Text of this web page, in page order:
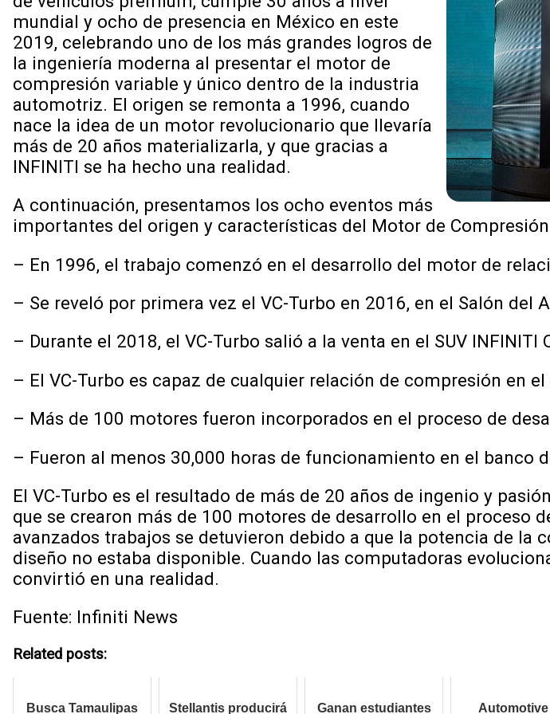
mundial y ocho de presencia en México en este
2019, celebrando uno de los más grandes logros de
la ingeniería moderna al presentar el motor de
compresión variable y único dentro de la industria
automotriz. El origen se remonta a 1996, cuando
nace la idea de un motor revolucionario que llevaría
más de 20 años materializarla, y que gracias a
INFINITI se ha hecho una realidad.
A continuación, presentamos los ocho eventos más
importantes del origen y características del Motor de Compresión
– En 1996, el trabajo comenzó en el desarrollo del motor de
– Se reveló por primera vez el VC-Turbo en 2016, en el Salón del
– Durante el 2018, el VC-Turbo salió a la venta en el SUV INFINITI
– El VC-Turbo es capaz de cualquier relación de compresión en el
– Más de 100 motores fueron incorporados en el proceso de
– Fueron al menos 30,000 horas de funcionamiento en el banco
El VC-Turbo es el resultado de más de 20 años de ingenio y
que se crearon más de 100 motores de desarrollo en el proceso
avanzados trabajos se detuvieron debido a que la potencia de la
diseño no estaba disponible. Cuando las computadoras
convirtió en una realidad.
Fuente: Infiniti News
Related posts:
Busca Tamaulipas Stellantis producirá Ganan estudiantes Automotive